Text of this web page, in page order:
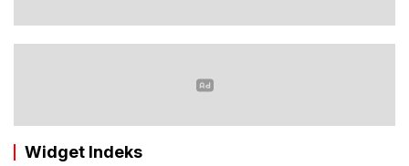
Widget Indeks